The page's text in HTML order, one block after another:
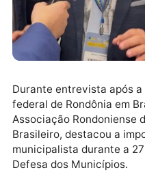
Durante entrevista
federal de Rondônia